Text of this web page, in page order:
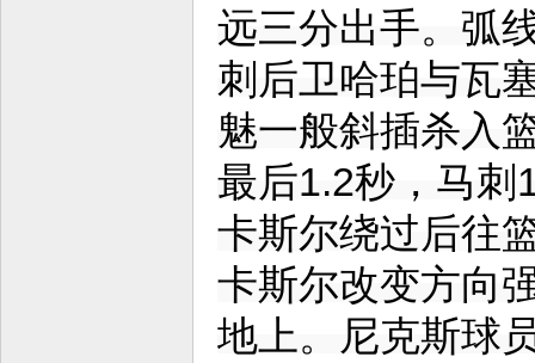
远三分出手。弧
刺后卫哈珀与瓦
魅一般斜插杀入
最后1.2秒，马刺
卡斯尔绕过后往
卡斯尔改变方向
地上。尼克斯球